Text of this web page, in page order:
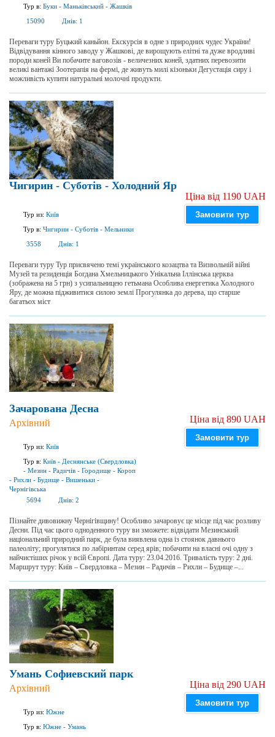
Тур в: Буки - Маньківський - Жашків
15090
Днів: 1
Переваги туру Буцький каньйон. Екскурсія в одне з природних чудес України!
Відвідування кінного заводу у Жашкові, де вирощують елітні та дуже вродливі
породи коней Ви побачите ваговозів - величезних коней, здатних перевозити
великі вантажі Зоотерапія на фермі, де живуть милі кізоньки Дегустація сиру і
можливість купити натуральні молочні продукти.
Чигирин - Суботів - Холодний Яр
Тур из: Київ
Тур в: Чигирин - Суботів - Мельники
3558
Днів: 1
Ціна від 1190 UAH
Замовити тур
Переваги туру Тур присвячено темі українського козацтва та Визвольній війні
Музей та резиденція Богдана Хмельницького Унікальна Іллінська церква
(зображена на 5 грн) з усипальницею гетьмана Особлива енергетика Холодного
Яру, де можна підживитися силою землі Прогулянка до дерева, що старше
багатьох міст
Зачарована Десна
Архівний
Тур из: Київ
Тур в: Київ - Деснянське (Свердловка)
- Мезин - Радичів - Городище - Короп
- Рихли - Будище - Вишеньки -
Чернігівська
5694
Днів: 2
Ціна від 890 UAH
Замовити тур
Пізнайте дивовижну Чернігівщину! Особливо зачаровує це місце під час розливу
Десни. Під час цього одноденного туру ви зможете: відвідати Мезинський
національний природний парк, де була виявлена одна із стоянок давнього
палеоліту; прогулятися по лабіринтам серед ярів; побачити на власні очі одну з
найчистіших річок у всій Європі. Дата туру: 23.04.2016. Тривалість туру: 2 дні.
Маршрут туру: Київ – Свердловка – Мезин – Радичів – Рихли – Будище –...
Умань Софиевский парк
Архівний
Тур из: Южне
Тур в: Южне - Умань
Ціна від 290 UAH
Замовити тур